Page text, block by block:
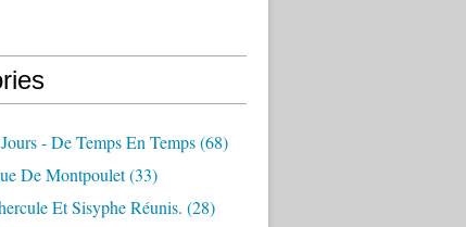
- De Temps En Temps(68)
De Montpoulet(33)
Et Sisyphe Réunis. (28)